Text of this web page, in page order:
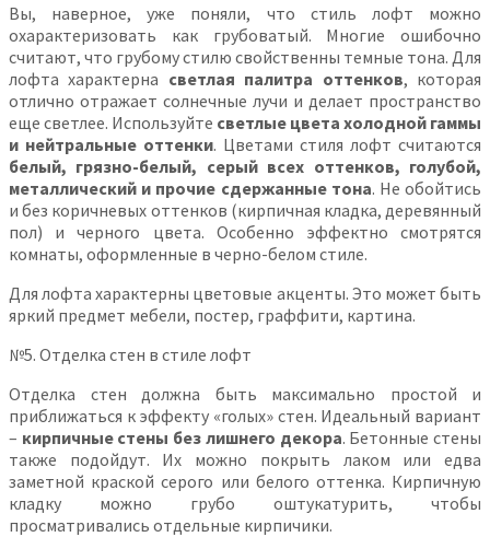
Вы, наверное, уже поняли, что стиль лофт можно
охарактеризовать как грубоватый. Многие ошибочно
считают, что грубому стилю свойственны темные тона. Для
лофта характерна светлая палитра оттенков, которая
отлично отражает солнечные лучи и делает пространство
еще светлее. Используйте светлые цвета холодной гаммы
и нейтральные оттенки. Цветами стиля лофт считаются
белый, грязно-белый, серый всех оттенков, голубой,
металлический и прочие сдержанные тона. Не обойтись
и без коричневых оттенков (кирпичная кладка, деревянный
пол) и черного цвета. Особенно эффектно смотрятся
комнаты, оформленные в черно-белом стиле.
Для лофта характерны цветовые акценты. Это может быть
яркий предмет мебели, постер, граффити, картина.
№5. Отделка стен в стиле лофт
Отделка стен должна быть максимально простой и
приближаться к эффекту «голых» стен. Идеальный вариант
– кирпичные стены без лишнего декора. Бетонные стены
также подойдут. Их можно покрыть лаком или едва
заметной краской серого или белого оттенка. Кирпичную
кладку можно грубо оштукатурить, чтобы
просматривались отдельные кирпичики.